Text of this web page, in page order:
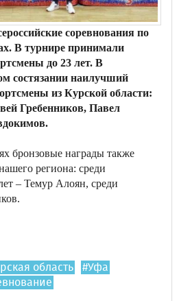
соревнования по
В турнире принимали
до 23 лет. В
состязании наилучший
из Курской области:
Гребенников, Павел
бронзовые награды также
региона: среди
– Темур Алоян, среди
область
#Уфа